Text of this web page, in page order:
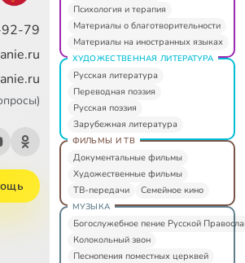
79
Психология и терапия
Материалы о благотворительности
Материалы на иностранных языках
ХУДОЖЕСТВЕННАЯ ЛИТЕРАТУРА
Русская литература
Переводная поэзия
Русская поэзия
Зарубежная литература
ФИЛЬМЫ И ТВ
Документальные фильмы
Художественные фильмы
ТВ-передачи
Семейное кино
МУЗЫКА
Богослужебное пение Русской
Колокольный звон
Песнопения поместных церквей